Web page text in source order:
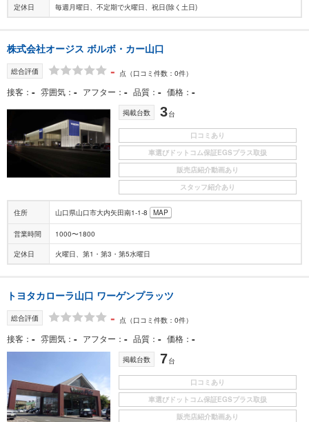
定休日 毎週月曜日、不定期で火曜日、祝日(除く土日)
株式会社オージス ボルボ・カー山口
総合評価 - 点 （口コミ件数：0件）
接客 - 雰囲気 - アフター - 品質 - 価格 -
掲載台数 3台
口コミあり
車選びドットコム保証EGSプラス取扱
販売店紹介動画あり
スタッフ紹介あり
住所 山口県山口市大内矢田南1-1-8 MAP
営業時間 1000〜1800
定休日 火曜日、第1・第3・第5水曜日
トヨタカローラ山口 ワーゲンプラッツ
総合評価 - 点 （口コミ件数：0件）
接客 - 雰囲気 - アフター - 品質 - 価格 -
掲載台数 7台
口コミあり
車選びドットコム保証EGSプラス取扱
販売店紹介動画あり